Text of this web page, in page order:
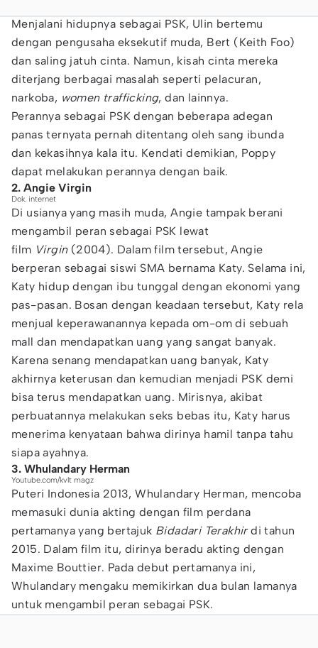
Menjalani hidupnya sebagai PSK, Ulin bertemu
dengan pengusaha eksekutif muda, Bert (Keith Foo)
dan saling jatuh cinta. Namun, kisah cinta mereka
diterjang berbagai masalah seperti pelacuran,
narkoba, women trafficking, dan lainnya.
Perannya sebagai PSK dengan beberapa adegan
panas ternyata pernah ditentang oleh sang ibunda
dan kekasihnya kala itu. Kendati demikian, Poppy
dapat melakukan perannya dengan baik.
2. Angie Virgin
Dok. internet
Di usianya yang masih muda, Angie tampak berani
mengambil peran sebagai PSK lewat
film Virgin (2004). Dalam film tersebut, Angie
berperan sebagai siswi SMA bernama Katy. Selama ini,
Katy hidup dengan ibu tunggal dengan ekonomi yang
pas-pasan. Bosan dengan keadaan tersebut, Katy rela
menjual keperawanannya kepada om-om di sebuah
mall dan mendapatkan uang yang sangat banyak.
Karena senang mendapatkan uang banyak, Katy
akhirnya keterusan dan kemudian menjadi PSK demi
bisa terus mendapatkan uang. Mirisnya, akibat
perbuatannya melakukan seks bebas itu, Katy harus
menerima kenyataan bahwa dirinya hamil tanpa tahu
siapa ayahnya.
3. Whulandary Herman
Youtube.com/kvlt magz
Puteri Indonesia 2013, Whulandary Herman, mencoba
memasuki dunia akting dengan film perdana
pertamanya yang bertajuk Bidadari Terakhirdi tahun
2015. Dalam film itu, dirinya beradu akting dengan
Maxime Bouttier. Pada debut pertamanya ini,
Whulandary mengaku memikirkan dua bulan lamanya
untuk mengambil peran sebagai PSK.